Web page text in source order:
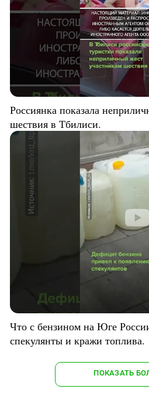
Россиянка показала
шествия в Тбилиси.
Что с бензином на Юге
спекулянты и кражи топлива.
ПОКАЗАТЬ